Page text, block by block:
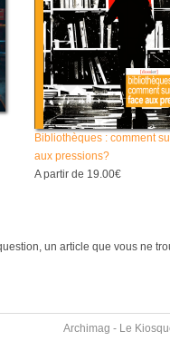
Bibliothèques : comment
aux pressions?
A partir de 19.00€
un article que vous ne
Archimag - Le